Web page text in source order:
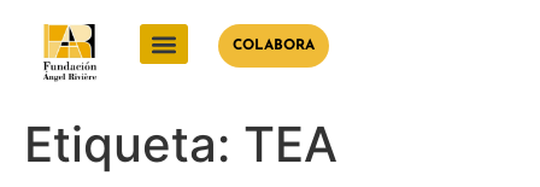
COLABORA
Etiqueta: TEA